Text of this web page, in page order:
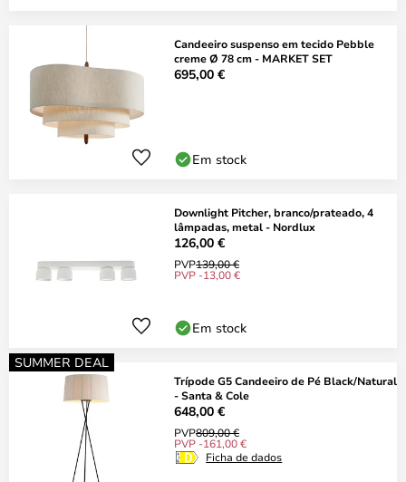
Candeeiro suspenso em tecido Pebble
creme Ø 78 cm - MARKET SET
695,00 €
Em stock
Downlight Pitcher, branco/prateado, 4
lâmpadas, metal - Nordlux
126,00 €
PVP139,00 €
PVP -13,00 €
Em stock
SUMMER DEAL
Trípode G5 Candeeiro de Pé Black/Natural
- Santa & Cole
648,00 €
PVP809,00 €
PVP -161,00 €
Ficha de dados